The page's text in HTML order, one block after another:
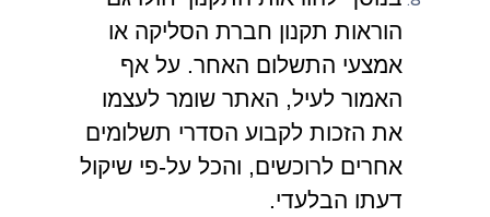
הוראות תקנון חברת הסליקה או
אמצעי התשלום האחר. על אף
האמור לעיל, האתר שומר לעצמו
את הזכות לקבוע הסדרי תשלומים
אחרים לרוכשים, והכל על-פי שיקול
דעתו הבלעדי.